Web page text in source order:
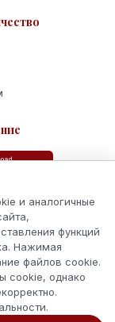
и аналогичные
функций
Нажимая
файлов cookie.
cookie, однако